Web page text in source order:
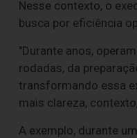
Nesse contexto, o
busca por eficiência
"Durante anos,
rodadas, da
transformando essa
mais clareza,
A exemplo, durante